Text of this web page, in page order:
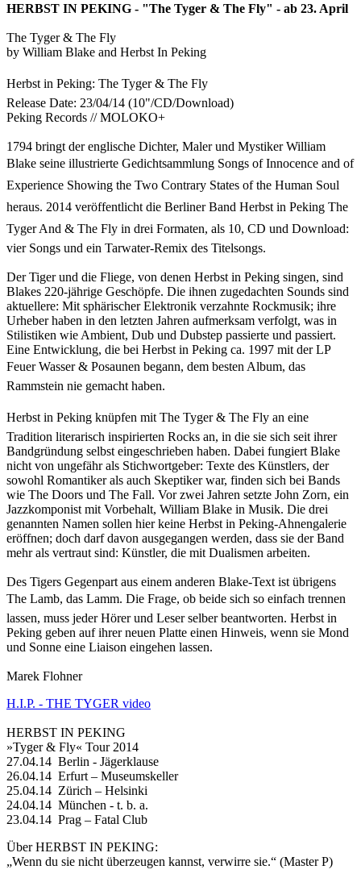
HERBST IN PEKING - "The Tyger & The Fly" - ab 23. April
The Tyger & The Fly
by William Blake and Herbst In Peking
Herbst in Peking: The Tyger & The Fly
Release Date: 23/04/14 (10"/CD/Download)
Peking Records // MOLOKO+
1794 bringt der englische Dichter, Maler und Mystiker William
Blake seine illustrierte Gedichtsammlung Songs of Innocence and of
Experience Showing the Two Contrary States of the Human Soul
heraus. 2014 veröffentlicht die Berliner Band Herbst in Peking The
Tyger And & The Fly in drei Formaten, als 10, CD und Download:
vier Songs und ein Tarwater-Remix des Titelsongs.
Der Tiger und die Fliege, von denen Herbst in Peking singen, sind
Blakes 220-jährige Geschöpfe. Die ihnen zugedachten Sounds sind
aktuellere: Mit sphärischer Elektronik verzahnte Rockmusik; ihre
Urheber haben in den letzten Jahren aufmerksam verfolgt, was in
Stilistiken wie Ambient, Dub und Dubstep passierte und passiert.
Eine Entwicklung, die bei Herbst in Peking ca. 1997 mit der LP
Feuer Wasser & Posaunen begann, dem besten Album, das
Rammstein nie gemacht haben.
Herbst in Peking knüpfen mit The Tyger & The Fly an eine
Tradition literarisch inspirierten Rocks an, in die sie sich seit ihrer
Bandgründung selbst eingeschrieben haben. Dabei fungiert Blake
nicht von ungefähr als Stichwortgeber: Texte des Künstlers, der
sowohl Romantiker als auch Skeptiker war, finden sich bei Bands
wie The Doors und The Fall. Vor zwei Jahren setzte John Zorn, ein
Jazzkomponist mit Vorbehalt, William Blake in Musik. Die drei
genannten Namen sollen hier keine Herbst in Peking-Ahnengalerie
eröffnen; doch darf davon ausgegangen werden, dass sie der Band
mehr als vertraut sind: Künstler, die mit Dualismen arbeiten.
Des Tigers Gegenpart aus einem anderen Blake-Text ist übrigens
The Lamb, das Lamm. Die Frage, ob beide sich so einfach trennen
lassen, muss jeder Hörer und Leser selber beantworten. Herbst in
Peking geben auf ihrer neuen Platte einen Hinweis, wenn sie Mond
und Sonne eine Liaison eingehen lassen.
Marek Flohner
H.I.P. - THE TYGER video
HERBST IN PEKING
»Tyger & Fly« Tour 2014
27.04.14 Berlin - Jägerklause
26.04.14 Erfurt – Museumskeller
25.04.14 Zürich – Helsinki
24.04.14 München - t. b. a.
23.04.14 Prag – Fatal Club
Über HERBST IN PEKING:
„Wenn du sie nicht überzeugen kannst, verwirre sie.“ (Master P)